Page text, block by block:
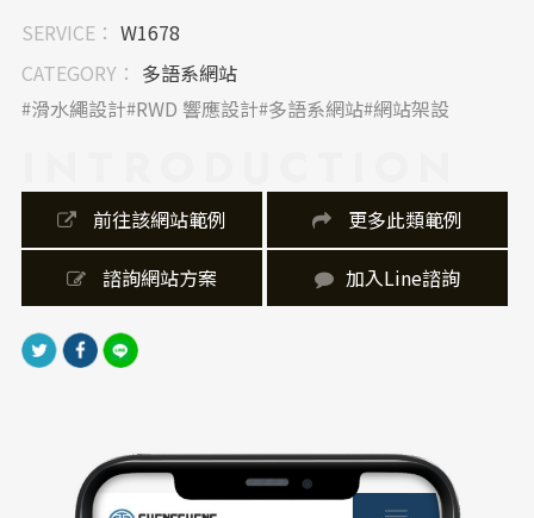
索。整體結構簡潔不繁雜，提升使用者在網站中的探索
效率，是一個用心的網站架設作品。
｜內容視覺表現，banner 設計
語展現品牌態度。產品展示採中置白底設計，使商品脫
穎而出，視覺重點集中且一致性高，充分發揮網頁設計
的視覺溝通力。
｜網站製作，技術細節
也強化品牌識別。
SERVICE： W1678
CATEGORY： 多語系網站
滑水繩設計 RWD 響應設計 多語系網站 網站架設
前往該網站範例 更多此類範例
諮詢網站方案 加入Line諮詢